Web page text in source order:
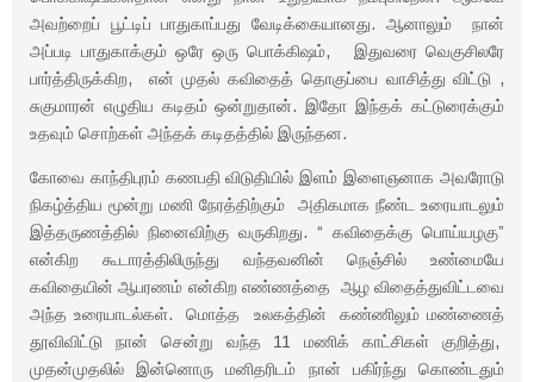
அவற்றைப் பூட்டிப் பாதுகாப்பது வேடிக்கையானது. ஆனாலும் நான்
அப்படி பாதுகாக்கும் ஒரே ஒரு பொக்கிஷம், இதுவரை வெகுசிலரே
பார்த்திருக்கிற, என் முதல் கவிதைத் தொகுப்பை வாசித்து விட்டு ,
சுகுமாரன் எழுதிய கடிதம் ஒன்றுதான். இதோ இந்தக் கட்டுரைக்கும்
உதவும் சொற்கள் அந்தக் கடிதத்தில் இருந்தன.
கோவை காந்திபுரம் கணபதி விடுதியில் இளம் இளைஞனாக அவரோடு
நிகழ்த்திய மூன்று மணி நேரத்திற்கும் அதிகமாக நீண்ட உரையாடலும்
இத்தருணத்தில் நினைவிற்கு வருகிறது. “ கவிதைக்கு பொய்யழகு”
என்கிற கூடாரத்திலிருந்து வந்தவனின் நெஞ்சில் உண்மையே
கவிதையின் ஆபரணம் என்கிற எண்ணத்தை ஆழ விதைத்துவிட்டவை
அந்த உரையாடல்கள். மொத்த உலகத்தின் கண்ணிலும் மண்ணைத்
தூவிவிட்டு நான் சென்று வந்த 11 மணிக் காட்சிகள் குறித்து,
முதன்முதலில் இன்னொரு மனிதரிடம் நான் பகிர்ந்து கொண்டதும்